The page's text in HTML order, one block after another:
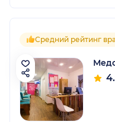
Средний рейтинг